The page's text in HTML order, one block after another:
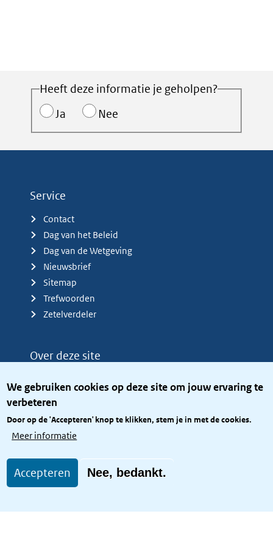
We gebruiken cookies op deze site om jouw ervaring te
verbeteren
Door op de 'Accepteren' knop te klikken, stem je in met de cookies.
Meer informatie
Accepteren Nee, bedankt.
Heeft deze informatie je geholpen?
Ja
Nee
Service
Contact
Dag van het Beleid
Dag van de Wetgeving
Nieuwsbrief
Sitemap
Trefwoorden
Zetelverdeler
Over deze site
Privacy
Toegang site openbaar
Toegankelijkheid